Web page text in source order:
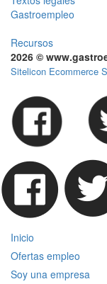
Gastroempleo
Recursos
2026 ©
Sitelicon Ecommerce
Inicio
Ofertas empleo
Soy una empresa